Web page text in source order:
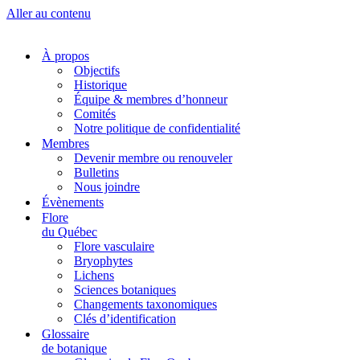
Aller au contenu
À propos
Objectifs
Historique
Équipe & membres d’honneur
Comités
Notre politique de confidentialité
Membres
Devenir membre ou renouveler
Bulletins
Nous joindre
Évènements
Flore
du Québec
Flore vasculaire
Bryophytes
Lichens
Sciences botaniques
Changements taxonomiques
Clés d’identification
Glossaire
de botanique